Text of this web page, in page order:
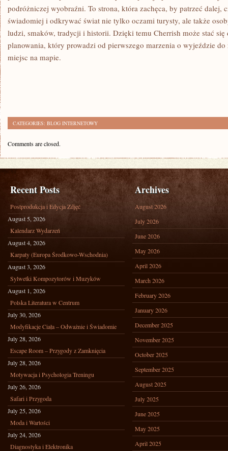
podróżniczej wyobraźni. To strona, która zachęca, by patrzeć dalej,
świadomiej i odkrywać świat nie tylko oczami turysty, ale także
ludzi, smaków, tradycji i historii. Dzięki temu Cherrish może stać
planowania, który prowadzi od pierwszego marzenia o wyjeździe
miejsc na mapie.
CATEGORIES: BLOG INTERNETOWY
Comments are closed.
Recent Posts
Postprodukcja i Edycja Zdjęć
August 5, 2026
Kalendarz Wydarzeń
August 4, 2026
Karpaty (Europa Środkowo-Wschodnia)
August 3, 2026
Sylwetki Kompozytorów i Muzyków
August 1, 2026
Polska Literatura w Centrum
July 30, 2026
Modyfikacje Ciała – Odważnie i Świadomie
July 28, 2026
Escape Room – Przygody z Zamknięcia
July 28, 2026
Motywacja i Psychologia Treningu
July 26, 2026
Safari i Przygoda
July 25, 2026
Moda i Wartości
July 24, 2026
Diagnostyka i Elektronika
Archives
August 2026
July 2026
June 2026
May 2026
April 2026
March 2026
February 2026
January 2026
December 2025
November 2025
October 2025
September 2025
August 2025
July 2025
June 2025
May 2025
April 2025